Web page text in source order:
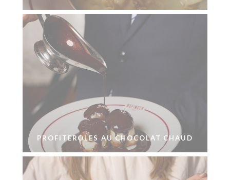
PROFITEROLES AU CHOCOLAT CHAUD